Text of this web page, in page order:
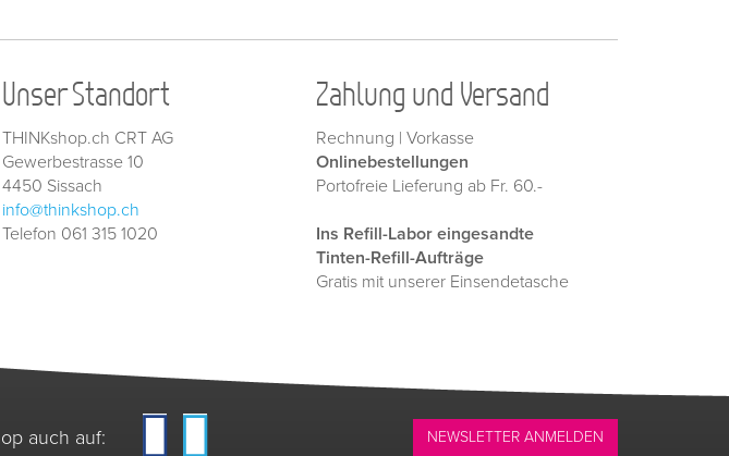
Unser Standort
THINKshop.ch CRT AG
Gewerbestrasse 10
4450 Sissach
info@thinkshop.ch
Telefon 061 315 1020
Zahlung und Versand
Rechnung | Vorkasse
Onlinebestellungen
Portofreie Lieferung ab Fr. 60.-
Ins Refill-Labor eingesandte
Tinten-Refill-Aufträge
Gratis mit unserer Einsendetasche
auch auf: NEWSLETTER ANMELDEN